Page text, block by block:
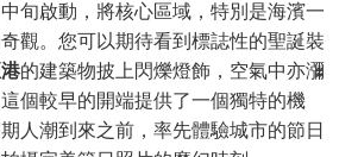
旬啟動，將核心區域，特別是海濱一
觀。您可以期待看到標誌性的聖誕裝
的建築物披上閃爍燈飾，空氣中亦瀰
個較早的開端提供了一個獨特的機
人潮到來之前，率先體驗城市的節日